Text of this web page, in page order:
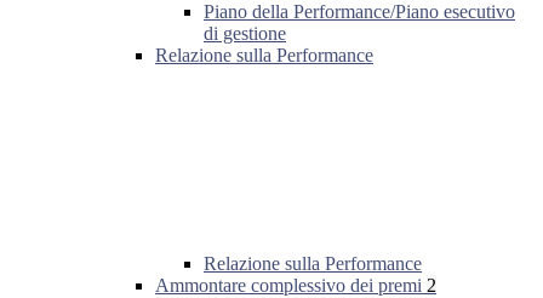
Piano della Performance/Piano esecutivo
di gestione
Relazione sulla Performance
Relazione sulla Performance
Ammontare complessivo dei premi 2